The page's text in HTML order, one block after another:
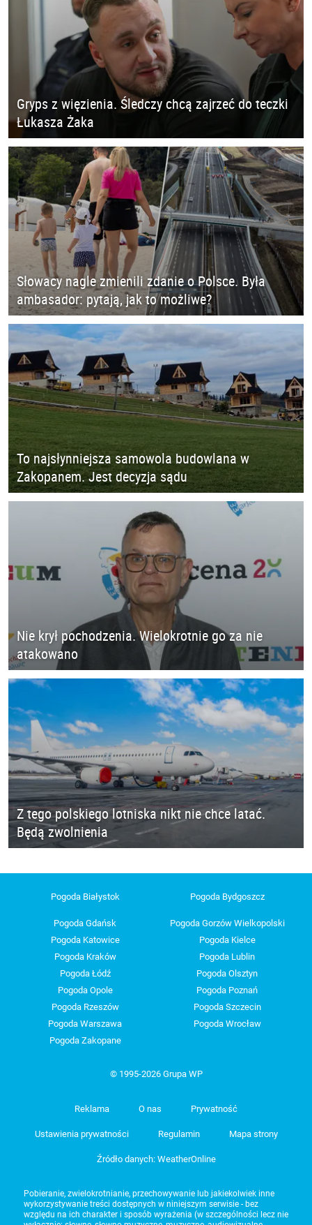
Gryps z więzienia. Śledczy chcą zajrzeć do teczki
Łukasza Żaka
Słowacy nagle zmienili zdanie o Polsce. Była
ambasador: pytają, jak to możliwe?
To najsłynniejsza samowola budowlana w
Zakopanem. Jest decyzja sądu
Nie krył pochodzenia. Wielokrotnie go za nie
atakowano
Z tego polskiego lotniska nikt nie chce latać.
Będą zwolnienia
Pogoda Białystok Pogoda Bydgoszcz
Pogoda Gdańsk
Pogoda Gorzów Wielkopolski
Pogoda Katowice
Pogoda Kielce
Pogoda Kraków
Pogoda Lublin
Pogoda Łódź
Pogoda Olsztyn
Pogoda Opole
Pogoda Poznań
Pogoda Rzeszów
Pogoda Szczecin
Pogoda Warszawa
Pogoda Wrocław
Pogoda Zakopane
© 1995-2026 Grupa WP
Reklama O nas Prywatność
Ustawienia prywatności Regulamin Mapa strony
Źródło danych: WeatherOnline
Pobieranie, zwielokrotnianie, przechowywanie lub jakiekolwiek inne
wykorzystywanie treści dostępnych w niniejszym serwisie - bez
względu na ich charakter i sposób wyrażenia (w szczególności lecz nie